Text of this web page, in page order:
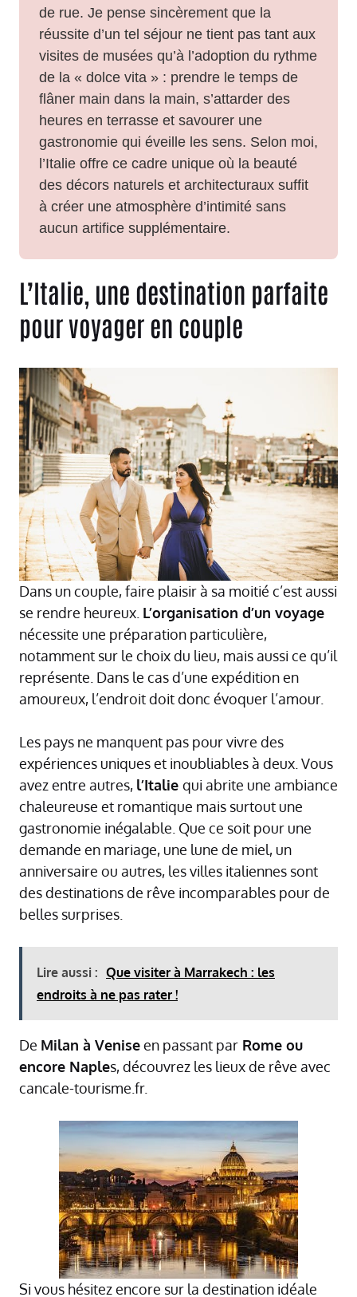
de rue. Je pense sincèrement que la
réussite d’un tel séjour ne tient pas tant aux
visites de musées qu’à l’adoption du rythme
de la « dolce vita » : prendre le temps de
flâner main dans la main, s’attarder des
heures en terrasse et savourer une
gastronomie qui éveille les sens. Selon moi,
l’Italie offre ce cadre unique où la beauté
des décors naturels et architecturaux suffit
à créer une atmosphère d’intimité sans
aucun artifice supplémentaire.
L’Italie, une destination parfaite
pour voyager en couple
Dans un couple, faire plaisir à sa moitié c’est aussi
se rendre heureux. L’organisation d’un voyage
nécessite une préparation particulière,
notamment sur le choix du lieu, mais aussi ce qu’il
représente. Dans le cas d’une expédition en
amoureux, l’endroit doit donc évoquer l’amour.
Les pays ne manquent pas pour vivre des
expériences uniques et inoubliables à deux. Vous
avez entre autres, l’Italie qui abrite une ambiance
chaleureuse et romantique mais surtout une
gastronomie inégalable. Que ce soit pour une
demande en mariage, une lune de miel, un
anniversaire ou autres, les villes italiennes sont
des destinations de rêve incomparables pour de
belles surprises.
Lire aussi : Que visiter à Marrakech : les
endroits à ne pas rater !
De Milan à Veniseen passant par Rome ou
encore Naples, découvrez les lieux de rêve avec
cancale-tourisme.fr.
Si vous hésitez encore sur la destination idéale